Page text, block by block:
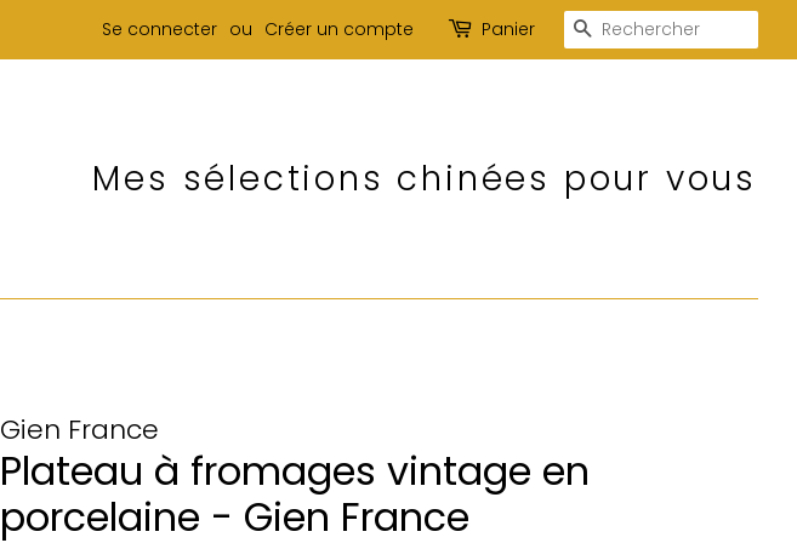
Se connecter ou Créer un compte Panier Recherche
Mes sélections chinées pour vous
Gien France
Plateau à fromages vintage en
porcelaine - Gien France